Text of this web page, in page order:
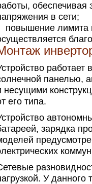
обеспечивая
в сети;
повышение лимита
панелью,
несущими
его типа.
зарядка
У данного